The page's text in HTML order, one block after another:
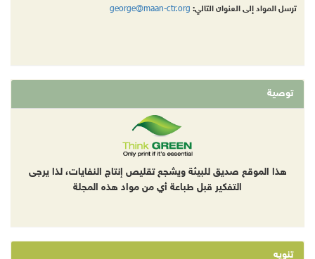
ترسل المواد إلى العنوان التالي: george@maan-ctr.org
توصية
هذا الموقع صديق للبيئة ويشجع تقليص إنتاج النفايات، لذا يرجى
التفكير قبل طباعة أي من مواد هذه المجلة
تنويه